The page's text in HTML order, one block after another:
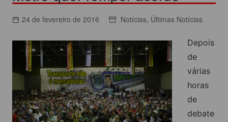
24 de fevereiro de 2016 Notícias, Últimas Notícias
Depois
de
várias
horas
de
debate